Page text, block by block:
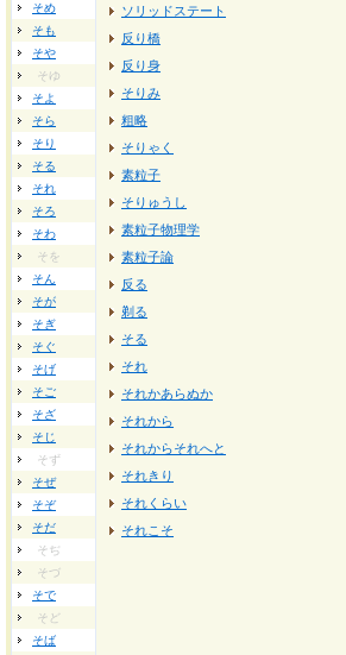
そめ
そも
そや
そゆ
そよ
そら
そり
そる
それ
そろ
そわ
そを
そん
そが
そぎ
そぐ
そげ
そご
そざ
そじ
そず
そぜ
そぞ
そだ
そぢ
そづ
そで
そど
そば
ソリッドステート
反り橋
反り身
そりみ
粗略
そりゃく
素粒子
そりゅうし
素粒子物理学
素粒子論
反る
剃る
そる
それ
それかあらぬか
それから
それからそれへと
それきり
それくらい
それこそ